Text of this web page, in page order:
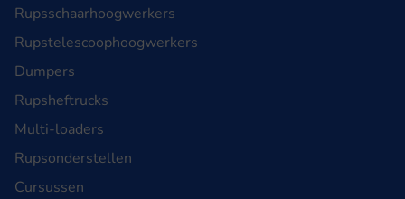
Rupsschaarhoogwerkers
Rupstelescoophoogwerkers
Dumpers
Rupsheftrucks
Multi-loaders
Rupsonderstellen
Cursussen